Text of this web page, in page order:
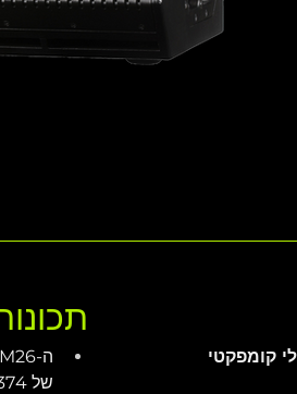
קומפקטי